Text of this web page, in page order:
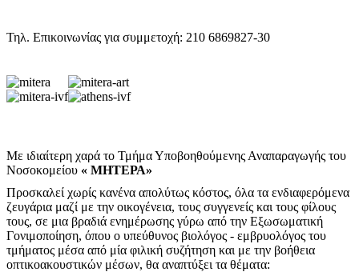
Τηλ. Επικοινωνίας για συμμετοχή: 210 6869827-30
Με ιδιαίτερη χαρά το Τμήμα Υποβοηθούμενης Αναπαραγωγής του
Νοσοκομείου « ΜΗΤΕΡΑ»
Προσκαλεί χωρίς κανένα απολύτως κόστος, όλα τα ενδιαφερόμενα
ζευγάρια μαζί με την οικογένεια, τους συγγενείς και τους φίλους
τους, σε μια βραδιά ενημέρωσης γύρω από την Εξωσωματική
Γονιμοποίηση, όπου ο υπεύθυνος βιολόγος - εμβρυολόγος του
τμήματος μέσα από μία φιλική συζήτηση και με την βοήθεια
οπτικοακουστικών μέσων, θα αναπτύξει τα θέματα: